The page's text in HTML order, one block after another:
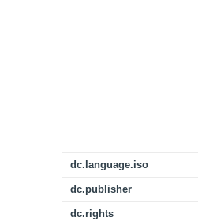
dc.language.iso
dc.publisher
dc.rights